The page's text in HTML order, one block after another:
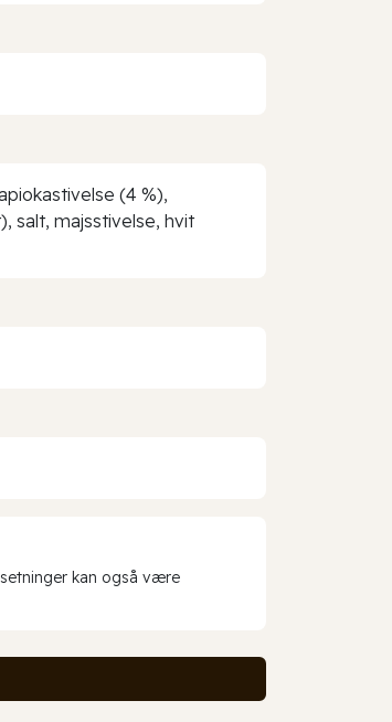
(4 %),
salt, majsstivelse, hvit
kan også være